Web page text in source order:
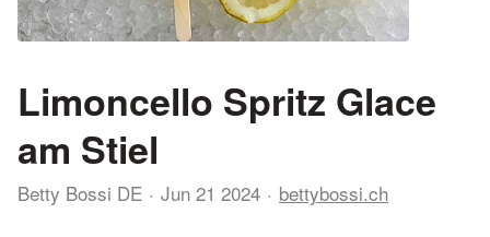
Limoncello Spritz Glace
am Stiel
Betty Bossi DE Jun 21 2024 bettybossi.ch